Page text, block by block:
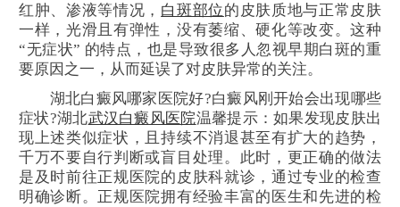
红肿、渗液等情况， 白斑部位的皮肤质地与正常皮肤
一样，光滑且有弹性，没有萎缩、硬化等改变。这种
“无症状” 的特点，也是导致很多人忽视早期白斑的重
要原因之一，从而延误了对皮肤异常的关注。
湖北白癜风哪家医院好?白癜风刚开始会出现哪些
症状?湖北武汉白癜风医院温馨提示：如果发现皮肤出
现上述类似症状，且持续不消退甚至有扩大的趋势，
千万不要自行判断或盲目处理。此时，更正确的做法
是及时前往正规医院的皮肤科就诊，通过专业的检查
明确诊断。正规医院拥有经验丰富的医生和先进的检